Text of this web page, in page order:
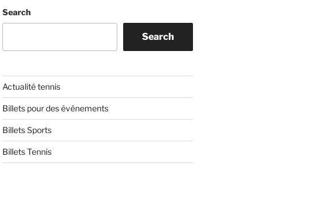
Search
Search
Actualité tennis
Billets pour des événements
Billets Sports
Billets Tennis